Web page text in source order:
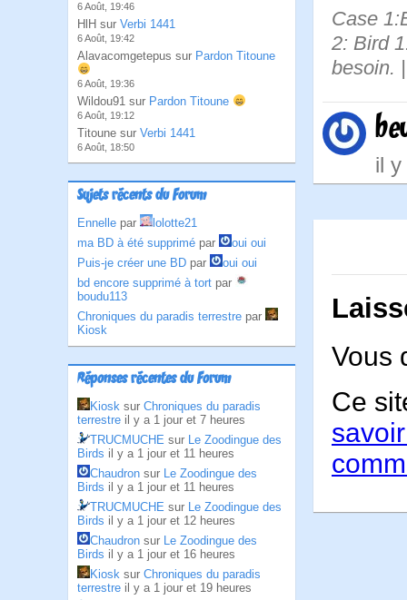
6 Août, 19:46
HlH sur Verbi 1441
6 Août, 19:42
Alavacomgetepus sur Pardon Titoune
6 Août, 19:36
Wildou91 sur Pardon Titoune
6 Août, 19:12
Titoune sur Verbi 1441
6 Août, 18:50
Sujets récents du Forum
Ennelle par
lolotte21
ma BD à été supprimé par
oui oui
Puis-je créer une BD par
oui oui
bd encore supprimé à tort par
boudu113
Chroniques du paradis terrestre par
Kiosk
Réponses récentes du Forum
Kiosk sur Chroniques du paradis
terrestre il y a 1 jour et 7 heures
TRUCMUCHE sur Le Zoodingue des
Birds il y a 1 jour et 11 heures
Chaudron sur Le Zoodingue des
Birds il y a 1 jour et 11 heures
TRUCMUCHE sur Le Zoodingue des
Birds il y a 1 jour et 12 heures
Chaudron sur Le Zoodingue des
Birds il y a 1 jour et 16 heures
Kiosk sur Chroniques du paradis
terrestre il y a 1 jour et 19 heures
Case
2: Bird
besoin.
il
Vous
Ce